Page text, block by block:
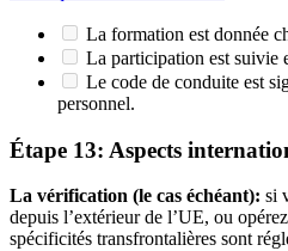
La formation est donnée
La participation est suivie
Le code de conduite est
personnel.
Étape 13: Aspects
La vérification (le cas échéant): si
depuis l’extérieur de l’UE, ou
spécificités transfrontalières sont